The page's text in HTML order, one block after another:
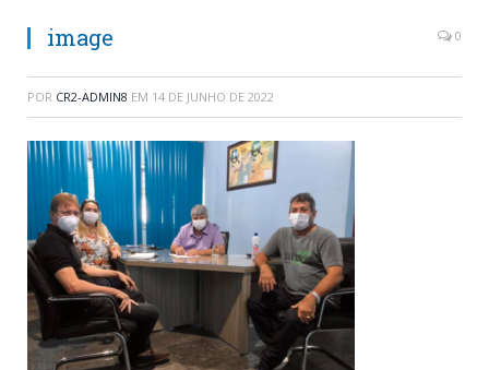
image 0
POR CR2-ADMIN8 EM 14 DE JUNHO DE 2022